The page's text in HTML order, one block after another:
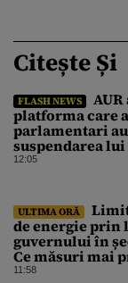
Citește Și
FLASH NEWS
platforma care
parlamentari
suspendarea
12:05
ULTIMA ORĂ
de energie prin
guvernului în
Ce măsuri mai
în caz de
11:58